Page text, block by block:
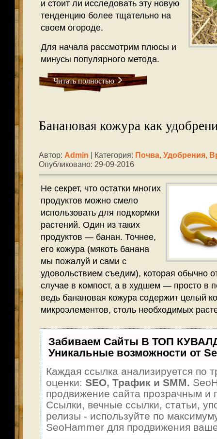
и стоит ли исследовать эту новую
тенденцию более тщательно на
своем огороде.
Для начала рассмотрим плюсы и
минусы популярного метода.
Читать полностью
Банановая кожура как
Автор: Admin | Категория: Почва, Удобрения,
Опубликовано: 29-09-2016
Не секрет, что остатки многих
продуктов можно смело
использовать для подкормки
растений. Один из таких
продуктов — банан. Точнее,
его кожура (мякоть банана
мы пожалуй и сами с
удовольствием съедим), которая обычно
случае в компост, а в худшем — просто в
ведь банановая кожура содержит целый
микроэлементов, столь необходимых
Забиваем Сайты В ТОП
Уникальные возможности от
Каждая ссылка анализируется по
оценки: SEO, Трафик и SMM.
продвижение сайта прозрачным и
Ссылки, вечные ссылки, статьи,
релизы - используйте по
SeoHammer для продвижения